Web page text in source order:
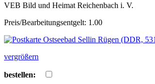
VEB Bild und Heimat Reichenbach i. V.
Preis/Bearbeitungsentgelt: 1.00
vergrößern
bestellen: